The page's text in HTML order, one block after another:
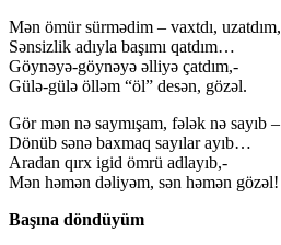
Mən ömür sürmədim – vaxtdı, uzatdım,
Sənsizlik adıyla başımı qatdım…
Göynəyə-göynəyə əlliyə çatdım,-
Gülə-gülə ölləm “öl” desən, gözəl.
Gör mən nə saymışam, fələk nə sayıb –
Dönüb sənə baxmaq sayılar ayıb…
Aradan qırx igid ömrü adlayıb,-
Mən həmən dəliyəm, sən həmən gözəl!
Başına döndüyüm